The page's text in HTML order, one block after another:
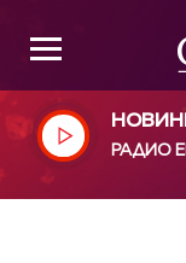
РАДИО